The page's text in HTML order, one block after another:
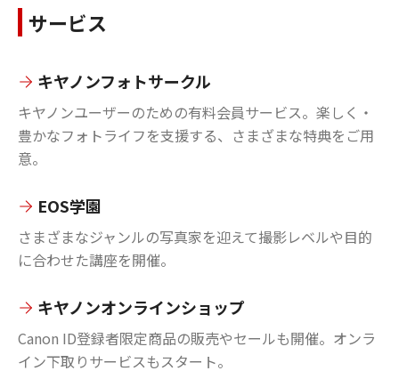
サービス
キヤノンフォトサークル
キヤノンユーザーのための有料会員サービス。楽しく・
豊かなフォトライフを支援する、さまざまな特典をご用
意。
EOS学園
さまざまなジャンルの写真家を迎えて撮影レベルや目的
に合わせた講座を開催。
キヤノンオンラインショップ
Canon ID登録者限定商品の販売やセールも開催。オンラ
イン下取りサービスもスタート。